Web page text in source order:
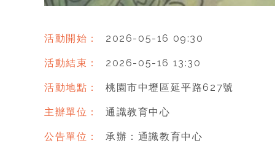
活動開始： 2026-05-16 09:30
活動結束： 2026-05-16 13:30
活動地點： 桃園市中壢區延平路627號
主辦單位： 通識教育中心
公告單位： 承辦：通識教育中心